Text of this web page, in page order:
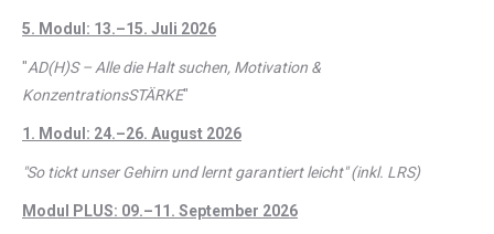
5. Modul: 13.–15. Juli 2026
"AD(H)S – Alle die Halt suchen, Motivation &
KonzentrationsSTÄRKE"
1. Modul: 24.–26. August 2026
"So tickt unser Gehirn und lernt garantiert leicht" (inkl. LRS)
Modul PLUS: 09.–11. September 2026